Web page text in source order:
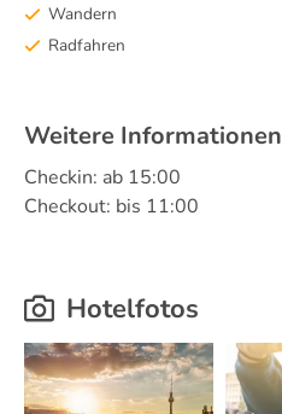
Wandern
Radfahren
Weitere Informationen
Checkin: ab 15:00
Checkout: bis 11:00
Hotelfotos